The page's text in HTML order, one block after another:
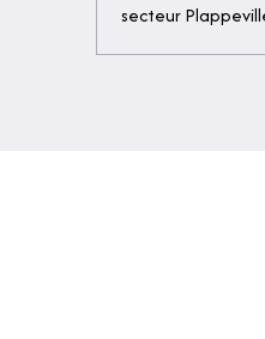
secteur